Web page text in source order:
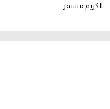
الكريم مستمر